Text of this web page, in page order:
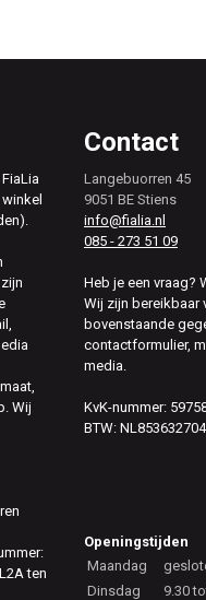
Wij
ten
Contact
Langebuorren 45
9051 BE Stiens
info@fialia.nl
085 - 273 51 09
Heb je een vraag?
Wij zijn bereikbaar
bovenstaande
contactformulier,
media.
KvK-nummer:
BTW:
Openingstijden
Maandag
Dinsdag
9.30